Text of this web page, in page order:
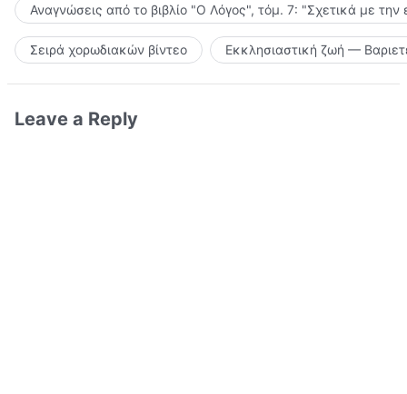
Αναγνώσεις από το βιβλίο "Ο Λόγος", τόμ. 7: "Σχετικά με την
Σειρά χορωδιακών βίντεο Εκκλησιαστική ζωή —
Leave a Reply